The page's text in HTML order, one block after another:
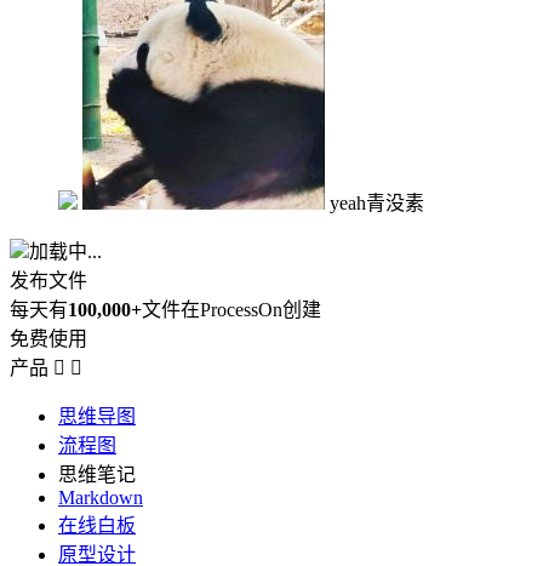
yeah青没素
加载中...
发布文件
每天有100,000+文件在ProcessOn创建
免费使用
产品  
思维导图
流程图
思维笔记
Markdown
在线白板
原型设计